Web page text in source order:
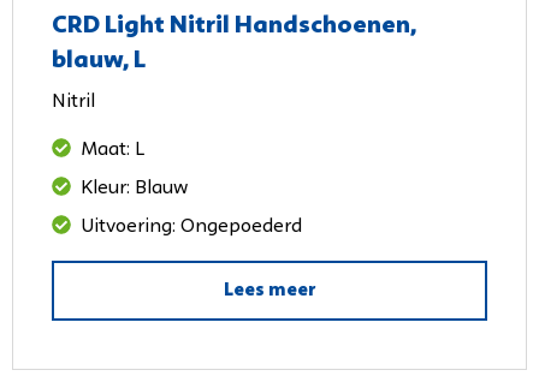
CRD Light Nitril Handschoenen,
blauw, L
Nitril
Maat: L
Kleur: Blauw
Uitvoering: Ongepoederd
Lees meer